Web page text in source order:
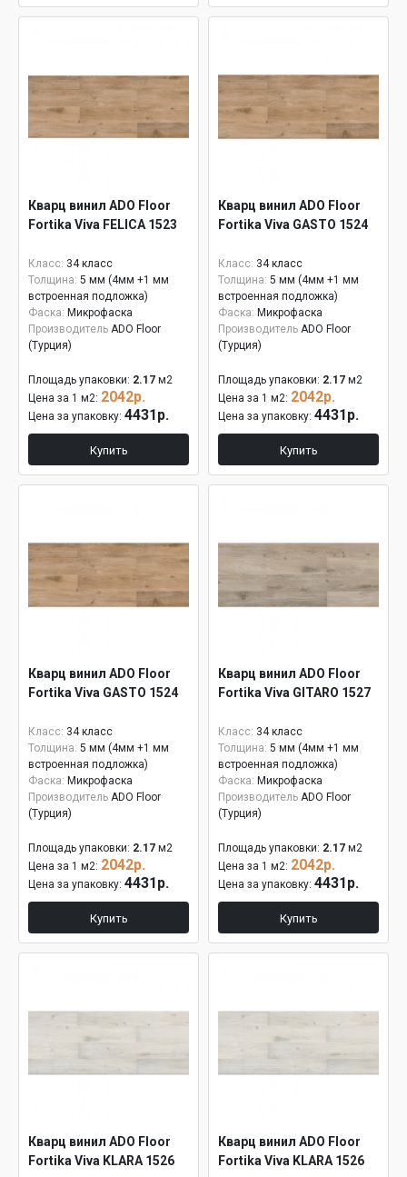
Кварц винил ADO Floor
Fortika Viva FELICA 1523
Класс: 34 класс
Толщина: 5 мм (4мм +1 мм
встроенная подложка)
Фаска: Микрофаска
Производитель ADO Floor
(Турция)
Площадь упаковки: 2.17 м2
Цена за 1 м2: 2042р.
Цена за упаковку: 4431р.
Купить
Кварц винил ADO Floor
Fortika Viva GASTO 1524
Класс: 34 класс
Толщина: 5 мм (4мм +1 мм
встроенная подложка)
Фаска: Микрофаска
Производитель ADO Floor
(Турция)
Площадь упаковки: 2.17 м2
Цена за 1 м2: 2042р.
Цена за упаковку: 4431р.
Купить
Кварц винил ADO Floor
Fortika Viva GASTO 1524
Класс: 34 класс
Толщина: 5 мм (4мм +1 мм
встроенная подложка)
Фаска: Микрофаска
Производитель ADO Floor
(Турция)
Площадь упаковки: 2.17 м2
Цена за 1 м2: 2042р.
Цена за упаковку: 4431р.
Купить
Кварц винил ADO Floor
Fortika Viva GITARO 1527
Класс: 34 класс
Толщина: 5 мм (4мм +1 мм
встроенная подложка)
Фаска: Микрофаска
Производитель ADO Floor
(Турция)
Площадь упаковки: 2.17 м2
Цена за 1 м2: 2042р.
Цена за упаковку: 4431р.
Купить
Кварц винил ADO Floor
Fortika Viva KLARA 1526
Кварц винил ADO Floor
Fortika Viva KLARA 1526